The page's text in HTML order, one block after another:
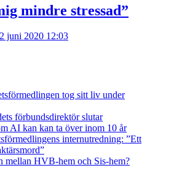
mindre stressad”
juni 2020 12:03
tog sitt liv under
förbundsdirektör slutar
AI kan kan ta över inom 10 år
internutredning: ”Ett
mellan HVB-hem och Sis-hem?